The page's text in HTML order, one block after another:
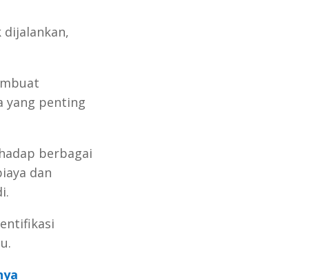
yang penting
berbagai
dan